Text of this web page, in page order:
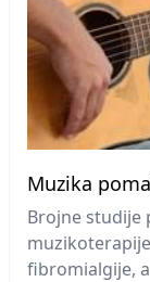
Muzika
Brojne studije
fibromialgije,